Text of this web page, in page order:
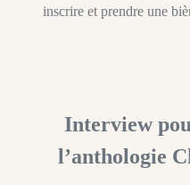
inscrire et prendre une
Interview
l’anthologie